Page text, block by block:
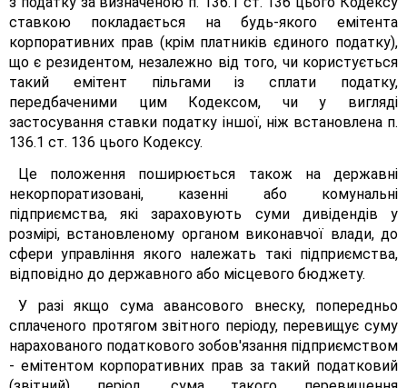
ставкою покладається на будь-якого емітента
корпоративних прав (крім платників єдиного податку),
що є резидентом, незалежно від того, чи користується
такий емітент пільгами із сплати податку,
передбаченими цим Кодексом, чи у вигляді
застосування ставки податку іншої, ніж встановлена п.
136.1 ст. 136 цього Кодексу.
Це положення поширюється також на державні
некорпоратизовані, казенні або комунальні
підприємства, які зараховують суми дивідендів у
розмірі, встановленому органом виконавчої влади, до
сфери управління якого належать такі підприємства,
відповідно до державного або місцевого бюджету.
У разі якщо сума авансового внеску, попередньо
сплаченого протягом звітного періоду, перевищує суму
нарахованого податкового зобов'язання підприємством
- емітентом корпоративних прав за такий податковий